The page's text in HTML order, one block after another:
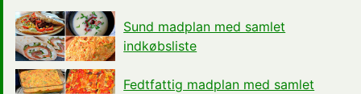
Sund madplan med samlet
indkøbsliste
Fedtfattig madplan med samlet